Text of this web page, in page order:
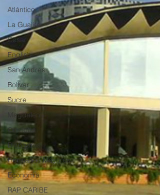
Atlántico
La Guajira
Cesar
English
San Andres
Bolívar
Sucre
Magdalena
Córdoba
Bloggeros
Hermanos Mayores
Economía
RAP CARIBE